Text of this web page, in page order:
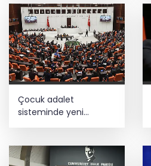
Çocuk adalet
sisteminde yeni